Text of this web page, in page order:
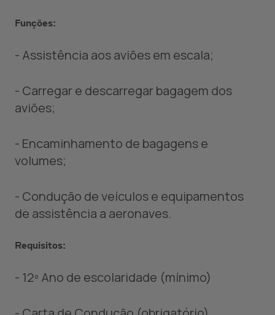
Funções:
- Assistência aos aviões em escala;
- Carregar e descarregar bagagem dos
aviões;
- Encaminhamento de bagagens e
volumes;
- Condução de veículos e equipamentos
de assistência a aeronaves.
Requisitos:
- 12º Ano de escolaridade (mínimo)